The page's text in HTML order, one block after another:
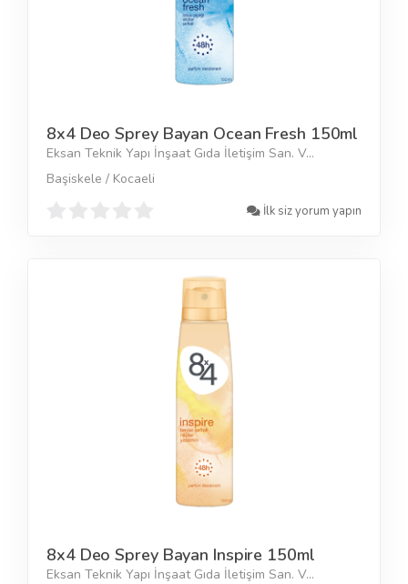
8x4 Deo Sprey Bayan Ocean Fresh 150ml
Eksan Teknik Yapı İnşaat Gıda İletişim San. V...
Başiskele / Kocaeli
İlk siz yorum yapın
8x4 Deo Sprey Bayan Inspire 150ml
Eksan Teknik Yapı İnşaat Gıda İletişim San. V...